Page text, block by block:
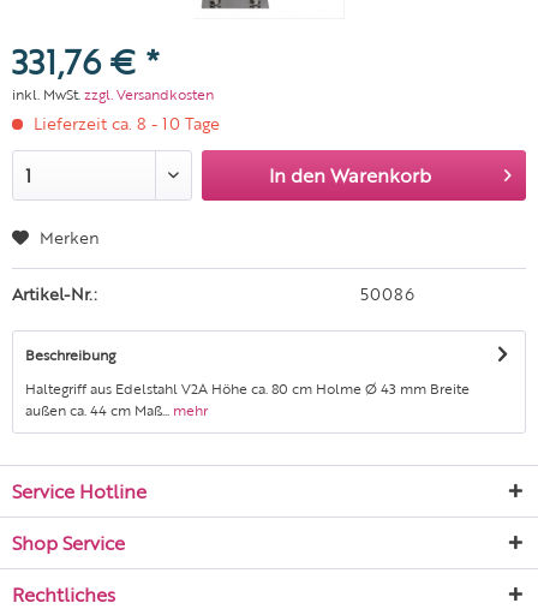
331,76 € *
inkl. MwSt. zzgl. Versandkosten
Lieferzeit ca. 8 - 10 Tage
In den Warenkorb
Merken
Artikel-Nr.: 50086
Beschreibung
Haltegriff aus Edelstahl V2A Höhe ca. 80 cm Holme Ø 43 mm Breite
außen ca. 44 cm Maß...
mehr
Service Hotline
Shop Service
Rechtliches